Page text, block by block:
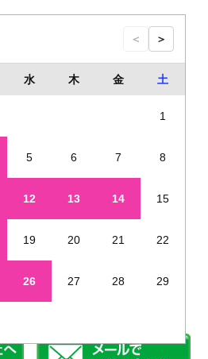
＜ ＞
水 木 金 土
1
5 6 7 8
12 13 14 15
19 20 21 22
26 27 28 29